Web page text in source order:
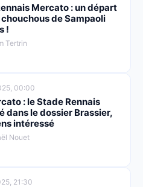
Mercato : un départ
de Sampaoli
!
Tertrin
00:00
: le Stade Rennais
dans le dossier Brassier,
intéressé
Nouet
21:30